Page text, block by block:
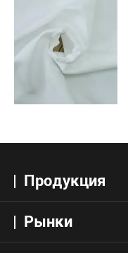
Продукция
Рынки